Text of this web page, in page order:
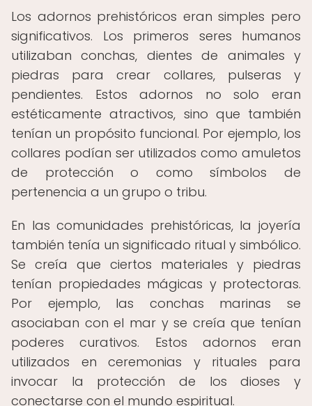
Los adornos prehistóricos eran simples pero
significativos. Los primeros seres humanos
utilizaban conchas, dientes de animales y
piedras para crear collares, pulseras y
pendientes. Estos adornos no solo eran
estéticamente atractivos, sino que también
tenían un propósito funcional. Por ejemplo, los
collares podían ser utilizados como amuletos
de protección o como símbolos de
pertenencia a un grupo o tribu.
En las comunidades prehistóricas, la joyería
también tenía un significado ritual y simbólico.
Se creía que ciertos materiales y piedras
tenían propiedades mágicas y protectoras.
Por ejemplo, las conchas marinas se
asociaban con el mar y se creía que tenían
poderes curativos. Estos adornos eran
utilizados en ceremonias y rituales para
invocar la protección de los dioses y
conectarse con el mundo espiritual.